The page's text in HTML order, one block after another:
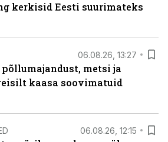
kerkisid Eesti suurimateks
06.08.26, 13:27
metsi ja
kaasa soovimatuid
06.08.26, 12:15